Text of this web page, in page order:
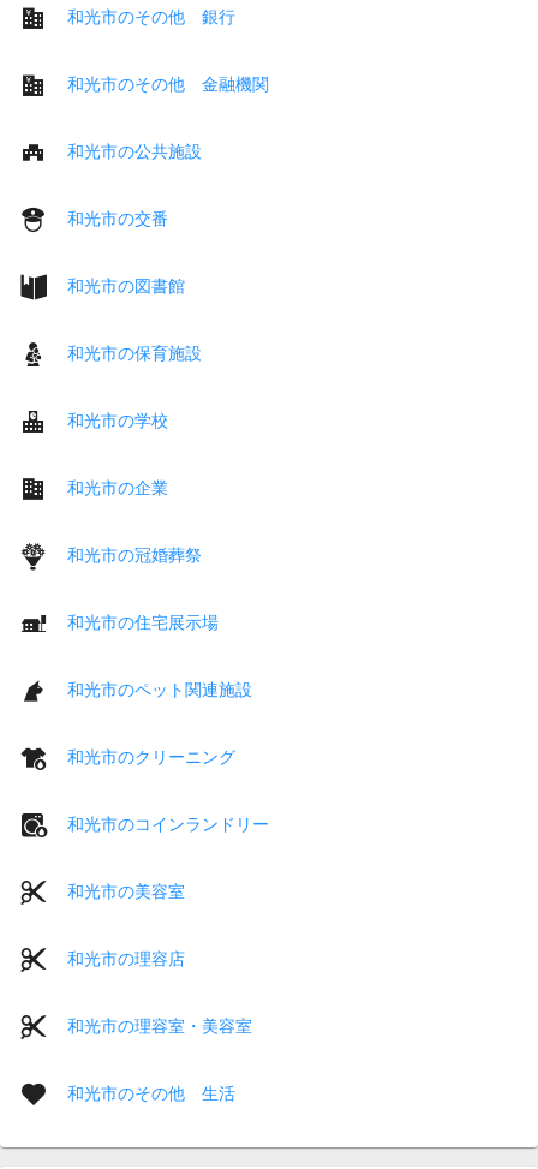
和光市のその他 銀行
和光市のその他 金融機関
和光市の公共施設
和光市の交番
和光市の図書館
和光市の保育施設
和光市の学校
和光市の企業
和光市の冠婚葬祭
和光市の住宅展示場
和光市のペット関連施設
和光市のクリーニング
和光市のコインランドリー
和光市の美容室
和光市の理容店
和光市の理容室・美容室
和光市のその他 生活